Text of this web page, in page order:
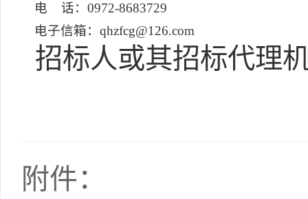
电 话：0972-8683729
电子信箱：qhzfcg@126.com
招标人或其招标代理
附件：